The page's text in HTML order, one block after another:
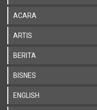
ACARA
ARTIS
BERITA
BISNES
ENGLISH